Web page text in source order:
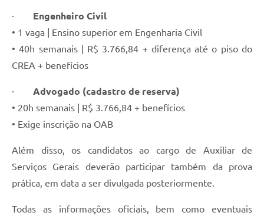
· Engenheiro Civil
• 1 vaga | Ensino superior em Engenharia Civil
• 40h semanais | R$ 3.766,84 + diferença até o piso do
CREA + benefícios
· Advogado (cadastro de reserva)
• 20h semanais | R$ 3.766,84 + benefícios
• Exige inscrição na OAB
Além disso, os candidatos ao cargo de Auxiliar de
Serviços Gerais deverão participar também da prova
prática, em data a ser divulgada posteriormente.
Todas as informações oficiais, bem como eventuais